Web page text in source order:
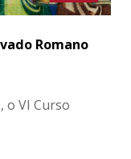
Romano
o VI Curso